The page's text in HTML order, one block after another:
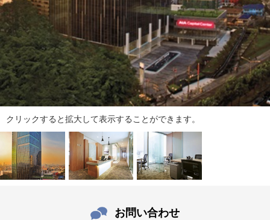
本
文
に
移
動
し
ま
す
。
フ
タ
情
クリックすると拡大して表示することができます。
お問い合わせ